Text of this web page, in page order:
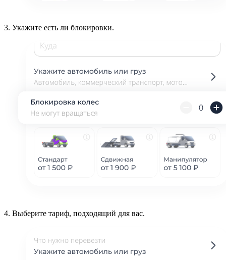
3. Укажите есть ли блокировки.
4. Выберите тариф, подходящий для вас.